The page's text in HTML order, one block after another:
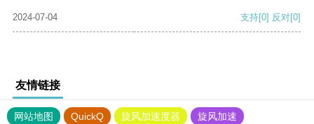
2024-07-04 支持[0] 反对[0]
友情链接
网站地图 QuickQ 旋风加速度器
旋风加速